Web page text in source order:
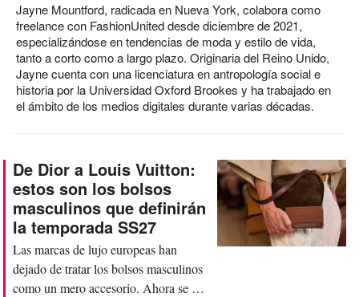
Jayne Mountford, radicada en Nueva York, colabora como
freelance con FashionUnited desde diciembre de 2021,
especializándose en tendencias de moda y estilo de vida,
tanto a corto como a largo plazo. Originaria del Reino Unido,
Jayne cuenta con una licenciatura en antropología social e
historia por la Universidad Oxford Brookes y ha trabajado en
el ámbito de los medios digitales durante varias décadas.
De Dior a Louis Vuitton:
estos son los bolsos
masculinos que definirán
la temporada SS27
Las marcas de lujo europeas han
dejado de tratar los bolsos masculinos
como un mero accesorio. Ahora se han